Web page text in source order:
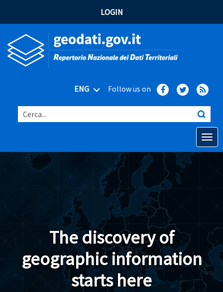
LOGIN
ENG Follow us on
Cerca...
Open
Home
Documents
News
The discovery of
geographic information
starts here